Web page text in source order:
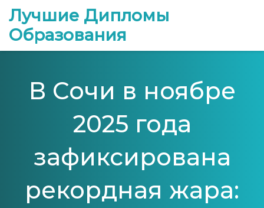
Лучшие Дипломы
Образования
В Сочи в ноябре
2025 года
зафиксирована
рекордная жара: